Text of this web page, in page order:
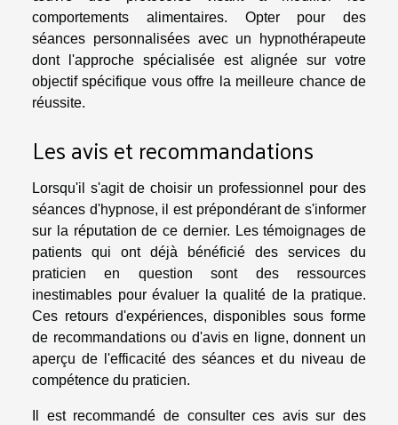
comportements alimentaires. Opter pour des
séances personnalisées avec un hypnothérapeute
dont l'approche spécialisée est alignée sur votre
objectif spécifique vous offre la meilleure chance de
réussite.
Les avis et recommandations
Lorsqu'il s'agit de choisir un professionnel pour des
séances d'hypnose, il est prépondérant de s'informer
sur la réputation de ce dernier. Les témoignages de
patients qui ont déjà bénéficié des services du
praticien en question sont des ressources
inestimables pour évaluer la qualité de la pratique.
Ces retours d'expériences, disponibles sous forme
de recommandations ou d'avis en ligne, donnent un
aperçu de l'efficacité des séances et du niveau de
compétence du praticien.
Il est recommandé de consulter ces avis sur des